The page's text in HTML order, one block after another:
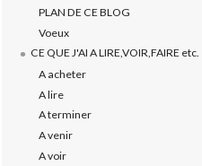
PLAN DE CE BLOG
Voeux
CE QUE J'AI A LIRE,VOIR,FAIRE etc.
A acheter
A lire
A terminer
A venir
A voir